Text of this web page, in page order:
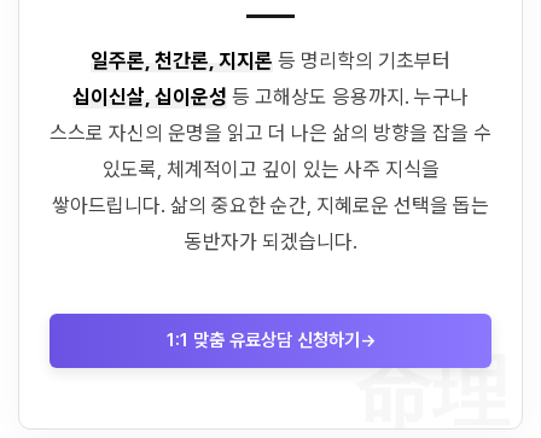
命理
일주론, 천간론, 지지론 등 명리학의 기초부터
십이신살, 십이운성 등 고해상도 응용까지. 누구나
스스로 자신의 운명을 읽고 더 나은 삶의 방향을 잡을 수
있도록, 체계적이고 깊이 있는 사주 지식을
쌓아드립니다. 삶의 중요한 순간, 지혜로운 선택을 돕는
동반자가 되겠습니다.
1:1 맞춤 유료상담 신청하기 →